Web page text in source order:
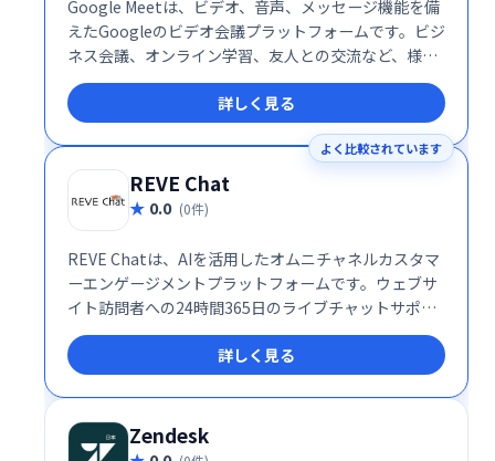
Google Meetは、ビデオ、音声、メッセージ機能を備
えたGoogleのビデオ会議プラットフォームです。ビジ
ネス会議、オンライン学習、友人との交流など、様々
なシーンで活用できます。シンプルで高機能なインタ
ーフェースで、スムーズなコミュニケーションを実
現。場所を選ばず、チームや仲間と簡単に繋がること
を可能にします。 無料プランから利用でき、ビジネス
ニーズにも対応する柔軟性も魅力です。
詳しく見る
よく比較されています
REVE Chat
0.0 (0件)
REVE Chatは、AIを活用したオムニチャネルカスタマ
ーエンゲージメントプラットフォームです。ウェブサ
イト訪問者への24時間365日のライブチャットサポー
トを提供し、リード獲得と販売促進を支援します。AI
による効率的な対応と人間らしいサポートを両立し、
顧客エンゲージメントの向上を実現します。
詳しく見る
Zendesk